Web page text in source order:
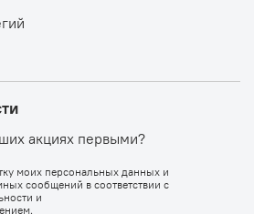
акциях первыми?
моих персональных данных и
сообщений в соответствии с
и
.